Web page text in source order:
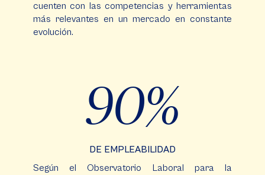
cuenten con las competencias y herramientas
más relevantes en un mercado en constante
evolución.
90
DE EMPLEABILIDAD
Según el Observatorio Laboral para la